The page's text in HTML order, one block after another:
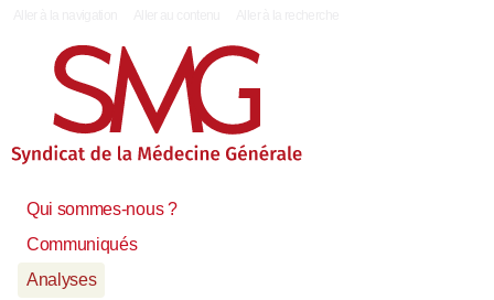
Qui sommes-nous ?
Communiqués
Analyses